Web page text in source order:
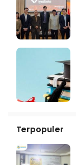
Terpopuler